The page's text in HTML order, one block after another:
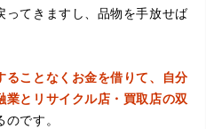
ってきますし、品物を手放せば
ることなくお金を借りて、自分
とリサイクル店・買取店の双
です。